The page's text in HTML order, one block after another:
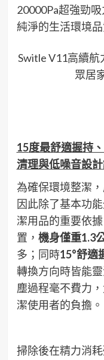
20000Pa超強勁
純淨的生活環境品
Switle V11高續
眾居
15度最舒適握持
清理與低噪音設
為確保環境整潔
因此除了基本功
潔用品的重要依
置， 機身僅重1.3
多；同時15°舒適
轉換方向時皆能
塵過程毫不費力
潔使用者的負擔。
掃除後在精力消